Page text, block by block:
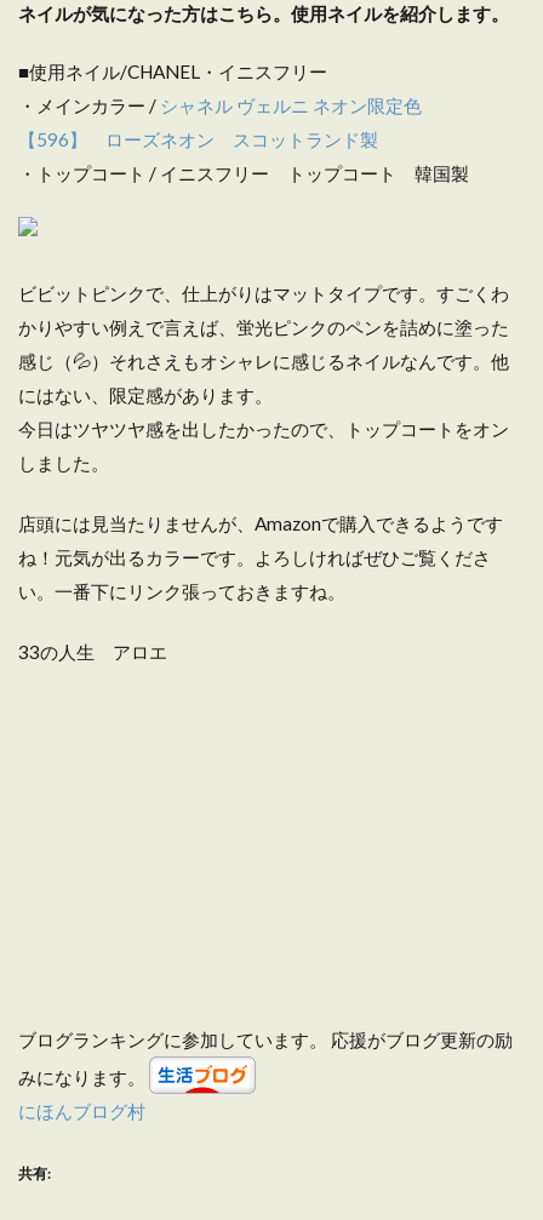
ネイルが気になった方はこちら。使用ネイルを紹介します。
■使用ネイル/CHANEL・イニスフリー
・メインカラー / シャネル ヴェルニ ネオン限定色
【596】 ローズネオン スコットランド製
・トップコート / イニスフリー トップコート 韓国製
ビビットピンクで、仕上がりはマットタイプです。すごくわ
かりやすい例えで言えば、蛍光ピンクのペンを詰めに塗った
感じ（💦）それさえもオシャレに感じるネイルなんです。他
にはない、限定感があります。
今日はツヤツヤ感を出したかったので、トップコートをオン
しました。
店頭には見当たりませんが、Amazonで購入できるようです
ね！元気が出るカラーです。よろしければぜひご覧くださ
い。一番下にリンク張っておきますね。
33の人生 アロエ
ブログランキングに参加しています。 応援がブログ更新の励
みになります。
にほんブログ村
共有: